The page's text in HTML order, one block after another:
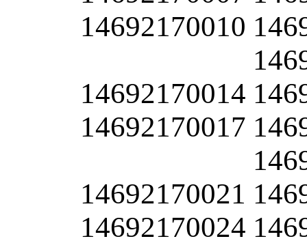
14692170010
14692170014
14692170017
14692170021
14692170024